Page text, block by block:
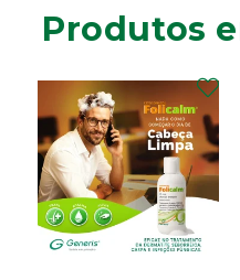
Ainara (1)
Akileïne
Akilhiver (1)
Alanerv (1)
Alasod (1)
Alcura (1)
Alerjon (1)
Produtos